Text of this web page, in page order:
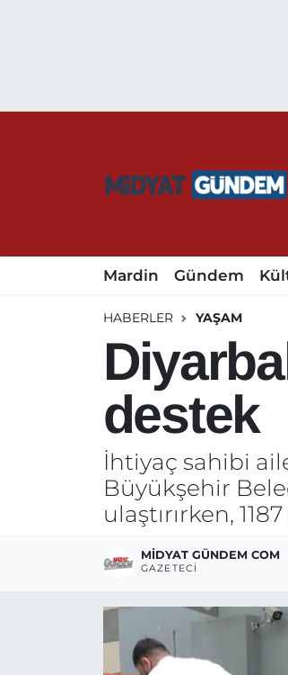
Mardin Gündem
HABERLER YAŞAM
destek
İhtiyaç sahibi
Büyükşehir
ulaştırırken,
MIDYAT GÜNDEM COM
GAZETECI